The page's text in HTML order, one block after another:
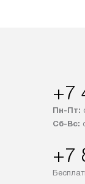
+7
Пн-Пт:
Сб-Вс:
+7